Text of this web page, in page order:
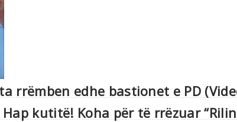
rrëmben edhe bastionet e PD
kutitë! Koha për të rrëzuar